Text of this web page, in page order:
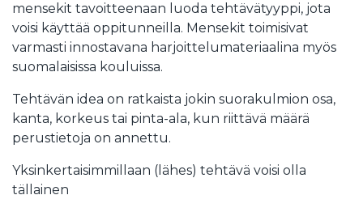
mensekit tavoitteenaan luoda tehtävätyyppi, jota
voisi käyttää oppitunneilla. Mensekit toimisivat
varmasti innostavana harjoittelumateriaalina myös
suomalaisissa kouluissa.
Tehtävän idea on ratkaista jokin suorakulmion osa,
kanta, korkeus tai pinta-ala, kun riittävä määrä
perustietoja on annettu.
Yksinkertaisimmillaan (lähes) tehtävä voisi olla
tällainen